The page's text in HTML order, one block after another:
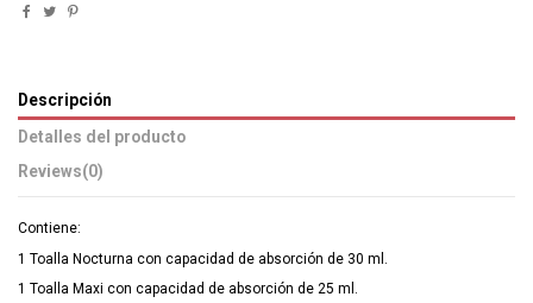
Descripción
Detalles del producto
Reviews(0)
Contiene:
1 Toalla Nocturna con capacidad de absorción de 30 ml.
1 Toalla Maxi con capacidad de absorción de 25 ml.